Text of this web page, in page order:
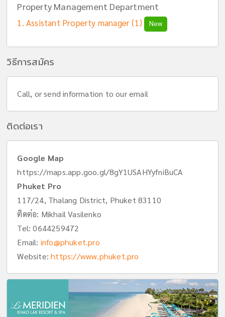
Property Management Department
Assistant Property manager (1) New
วิธีการสมัคร
Call, or send information to our email
ติดต่อเรา
Google Map
https://maps.app.goo.gl/8gY1USAHYyfniBuCA
Phuket Pro
117/24, Thalang District, Phuket 83110
ติดต่อ: Mikhail Vasilenko
Tel:0644259472
Email: info@phuket.pro
Website:https://www.phuket.pro